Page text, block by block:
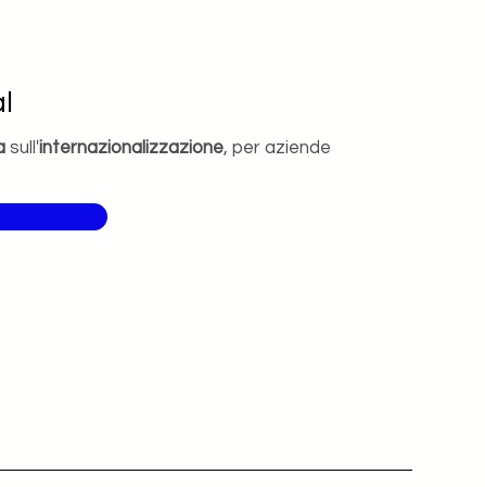
sull'internazionalizzazione, per aziende